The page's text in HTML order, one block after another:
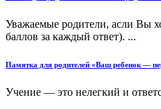
Уважаемые родители, асли Вы
баллов за каждый ответ). ...
Памятка для родителей «Ваш ребенок —
Учение — это нелегкий и